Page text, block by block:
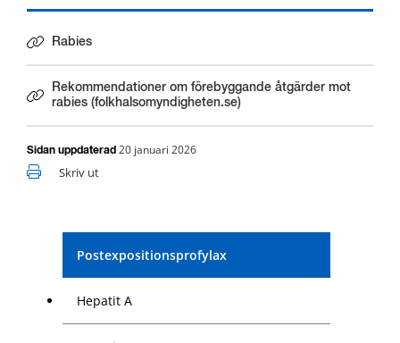
Postexpositionsprofylax
Hepatit A
Rabies
Rekommendationer om förebyggande åtgärder mot
rabies (folkhalsomyndigheten.se)
Länk till annan webbplats.
Sidan uppdaterad 20 januari 2026
Skriv ut